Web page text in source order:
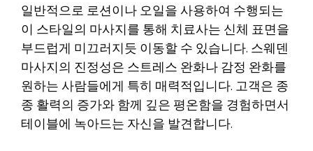
일반적으로 로션이나 오일을 사용하여 수행되는
이 스타일의 마사지를 통해 치료사는 신체 표면을
부드럽게 미끄러지듯 이동할 수 있습니다. 스웨덴
마사지의 진정성은 스트레스 완화나 감정 완화를
원하는 사람들에게 특히 매력적입니다. 고객은 종
종 활력의 증가와 함께 깊은 평온함을 경험하면서
테이블에 녹아드는 자신을 발견합니다.